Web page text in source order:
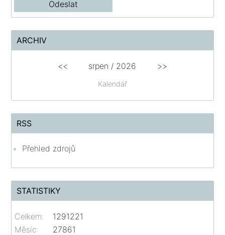
ARCHIV
Kalendář
<< srpen / 2026 >>
RSS
Přehled zdrojů
STATISTIKY
Celkem:
1291221
Měsíc:
27861